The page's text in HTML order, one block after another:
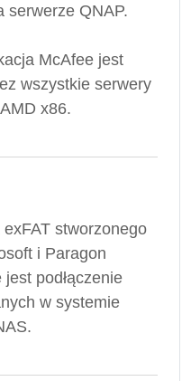
serwerze QNAP.
McAfee jest
wszystkie serwery
x86.
stworzonego
i Paragon
podłączenie
w systemie